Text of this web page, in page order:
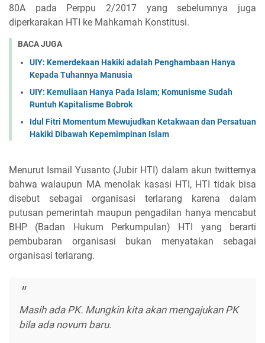
80A pada Perppu 2/2017 yang sebelumnya juga
diperkarakan HTI ke Mahkamah Konstitusi.
BACA JUGA
UIY: Kemerdekaan Hakiki adalah Penghambaan Hanya
Kepada Tuhannya Manusia
UIY: Kemuliaan Hanya Pada Islam; Komunisme Sudah
Runtuh Kapitalisme Bobrok
Idul Fitri Momentum Mewujudkan Ketakwaan dan Persatuan
Hakiki Dibawah Kepemimpinan Islam
Menurut Ismail Yusanto (Jubir HTI) dalam akun twitternya
bahwa walaupun MA menolak kasasi HTI, HTI tidak bisa
disebut sebagai organisasi terlarang karena dalam
putusan pemerintah maupun pengadilan hanya mencabut
BHP (Badan Hukum Perkumpulan) HTI yang berarti
pembubaran organisasi bukan menyatakan sebagai
organisasi terlarang.
Masih ada PK. Mungkin kita akan mengajukan PK
bila ada novum baru.